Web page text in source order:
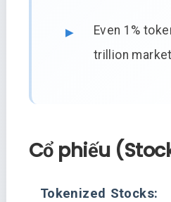
Even 1%
trillion market
Cổ phiếu
Tokenized Stocks: